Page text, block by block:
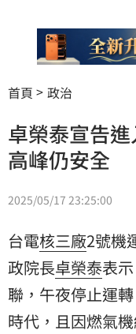
首頁 政治
卓榮泰宣告
高峰仍安全
2025/05/17 23:25:00
台電核三廠2號機
政院長卓榮泰表
聯，午夜停止運
時代，且因燃氣